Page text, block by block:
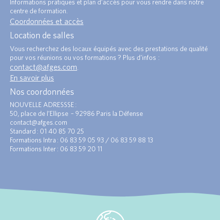
Informations pratiques et plan d’accès pour vous rendre dans notre
centre de formation.
Coordonnées et accès
Location de salles
Vous recherchez des locaux équipés avec des prestations de qualité
pour vos réunions ou vos formations ? Plus d’infos :
contact@afges.com
En savoir plus
Nos coordonnées
NOUVELLE ADRESSSE :
50, place de l’Ellipse – 92986 Paris la Défense
contact@afges.com
Standard : 01 40 85 70 25
Formations Intra : 06 83 59 05 93 / 06 83 59 88 13
Formations Inter : 06 83 59 20 11